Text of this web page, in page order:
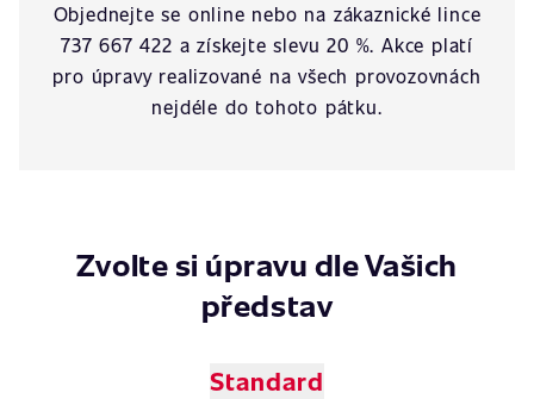
Objednejte se online nebo na zákaznické lince
737 667 422 a získejte slevu 20 %. Akce platí
pro úpravy realizované na všech provozovnách
nejdéle do tohoto pátku.
Zvolte si úpravu dle Vašich
představ
Standard